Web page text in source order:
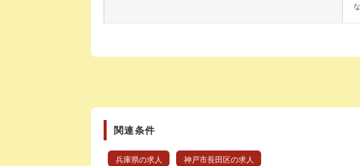
関連条件
兵庫県の求人 神戸市長田区の求人